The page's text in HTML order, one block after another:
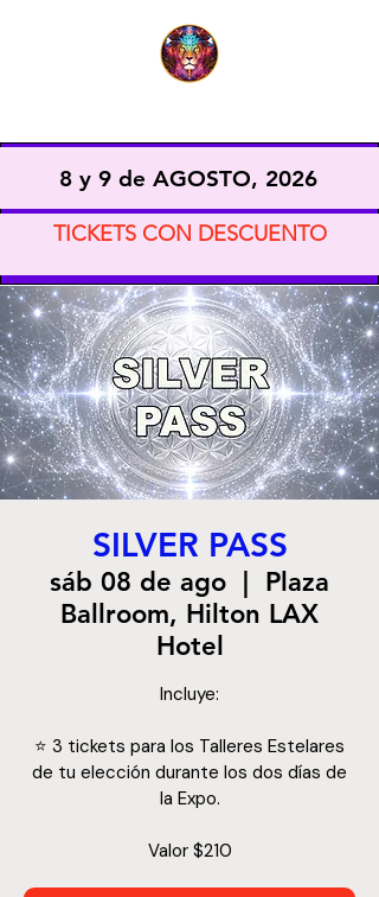
8 y 9 de AGOSTO, 2026
TICKETS CON DESCUENTO
SILVER PASS
sáb 08 de ago
Plaza
Ballroom, Hilton LAX
Hotel
Incluye:
⭐️ 3 tickets para los Talleres Estelares
de tu elección durante los dos días de
la Expo.
Valor $210